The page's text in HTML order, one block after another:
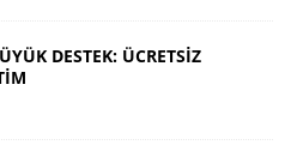
DESTEK: ÜCRETSİZ